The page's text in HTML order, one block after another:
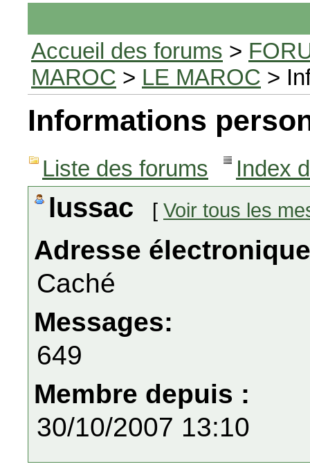
Accueil des forums >
MAROC > LE MAROC >
Informations
Liste des forums Index
lussac [ Voir tous les
Adresse
Caché
Messages:
649
Membre depuis :
30/10/2007 13:10